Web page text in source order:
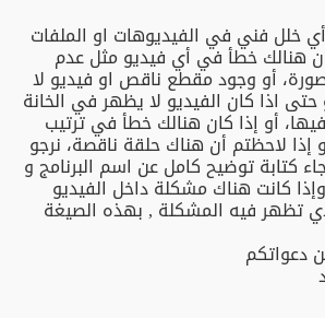
أي خلل فني في الفيديوهات او الملفات
هنالك خطأ في أي فيديو مثل عدم
أو وجود مقطع ناقص او فيديو لا
اذا كان الفيديو لا يظهر في الخانة
أو إذا كان هنالك خطأ في ترتيب
إذا لاحظتم أن هناك حلقة ناقصة، نرجو
كتابة توضيح كامل عن اسم البرنامج و
كانت هناك مشكلة داخل الفيديو
تظهر فيه المشكلة , بهذه الصيغة
دعواتكم